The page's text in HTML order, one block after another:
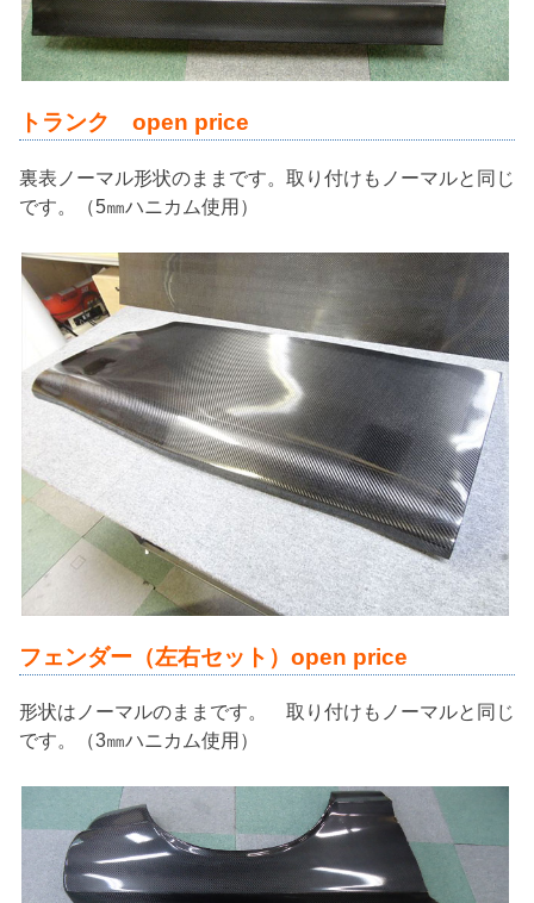
トランク open price
裏表ノーマル形状のままです。取り付けもノーマルと同じ
です。（5㎜ハニカム使用）
フェンダー（左右セット）open price
形状はノーマルのままです。 取り付けもノーマルと同じ
です。（3㎜ハニカム使用）